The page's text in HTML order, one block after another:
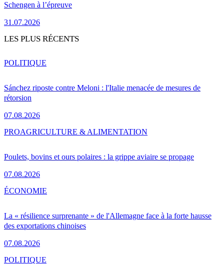
Schengen à l’épreuve
31.07.2026
LES PLUS RÉCENTS
Sánchez riposte contre Meloni : l'Italie menacée de mesures de
rétorsion
07.08.2026
POLITIQUE
Poulets, bovins et ours polaires : la grippe aviaire se propage
07.08.2026
PROAGRICULTURE & ALIMENTATION
La « résilience surprenante » de l'Allemagne face à la forte hausse
des exportations chinoises
07.08.2026
ÉCONOMIE
POLITIQUE